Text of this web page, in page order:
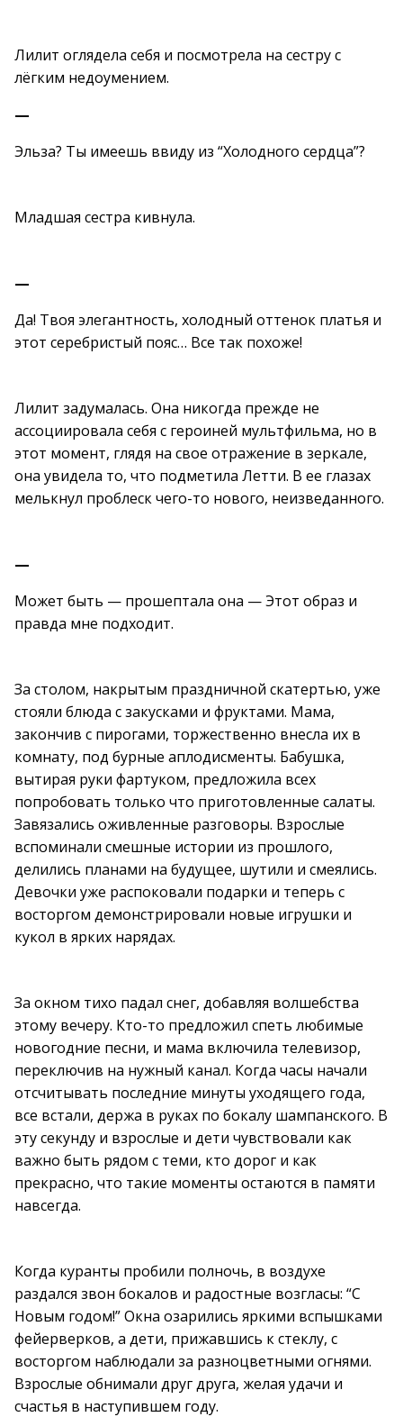
Лилит оглядела себя и посмотрела на сестру с
лёгким недоумением.
—
Эльза? Ты имеешь ввиду из “Холодного сердца”?
Младшая сестра кивнула.
—
Да! Твоя элегантность, холодный оттенок платья и
этот серебристый пояс… Все так похоже!
Лилит задумалась. Она никогда прежде не
ассоциировала себя с героиней мультфильма, но в
этот момент, глядя на свое отражение в зеркале,
она увидела то, что подметила Летти. В ее глазах
мелькнул проблеск чего-то нового, неизведанного.
—
Может быть — прошептала она — Этот образ и
правда мне подходит.
За столом, накрытым праздничной скатертью, уже
стояли блюда с закусками и фруктами. Мама,
закончив с пирогами, торжественно внесла их в
комнату, под бурные аплодисменты. Бабушка,
вытирая руки фартуком, предложила всех
попробовать только что приготовленные салаты.
Завязались оживленные разговоры. Взрослые
вспоминали смешные истории из прошлого,
делились планами на будущее, шутили и смеялись.
Девочки уже распоковали подарки и теперь с
восторгом демонстрировали новые игрушки и
кукол в ярких нарядах.
За окном тихо падал снег, добавляя волшебства
этому вечеру. Кто-то предложил спеть любимые
новогодние песни, и мама включила телевизор,
переключив на нужный канал. Когда часы начали
отсчитывать последние минуты уходящего года,
все встали, держа в руках по бокалу шампанского. В
эту секунду и взрослые и дети чувствовали как
важно быть рядом с теми, кто дорог и как
прекрасно, что такие моменты остаются в памяти
навсегда.
Когда куранты пробили полночь, в воздухе
раздался звон бокалов и радостные возгласы: “С
Новым годом!” Окна озарились яркими вспышками
фейерверков, а дети, прижавшись к стеклу, с
восторгом наблюдали за разноцветными огнями.
Взрослые обнимали друг друга, желая удачи и
счастья в наступившем году.